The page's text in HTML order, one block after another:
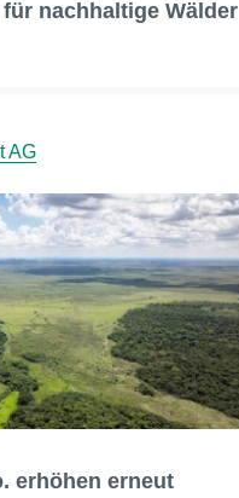
nachhaltige Wälder
AG
erhöhen erneut